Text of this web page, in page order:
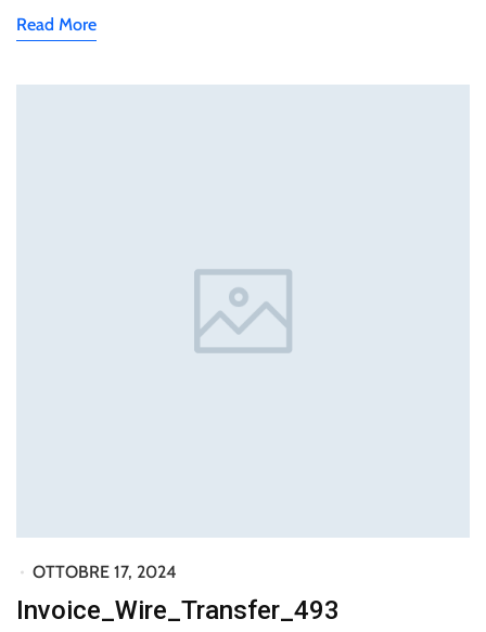
Read More
OTTOBRE 17, 2024
Invoice_Wire_Transfer_493